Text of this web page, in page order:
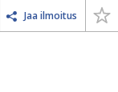
Jaa ilmoitus